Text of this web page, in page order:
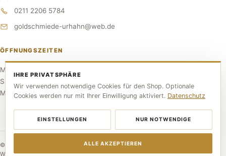
0211 2206 5784
goldschmiede-urhahn@web.de
ÖFFNUNGSZEITEN
Mo–Fr 10:00–17:30 Uhr
Sa 10:00–14:00 Uhr
Mittwoch RUHETAG
© 2026 Goldschmiede Urhahn. Alle Rechte vorbehalten.
Webdesign by Voxern
IHRE PRIVATSPHÄRE
Wir verwenden notwendige Cookies für den Shop. Optionale
Cookies werden nur mit Ihrer Einwilligung aktiviert. Datenschutz
EINSTELLUNGEN NUR NOTWENDIGE
ALLE AKZEPTIEREN